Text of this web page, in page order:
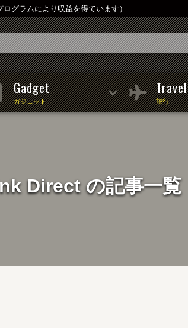
グラムにより収益を得ています）
Gadget
ガジェット
Travel
旅行
Direct の記事一覧